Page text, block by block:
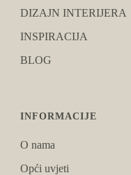
DIZAJN INTERIJERA
INSPIRACIJA
BLOG
INFORMACIJE
O nama
Opći uvjeti